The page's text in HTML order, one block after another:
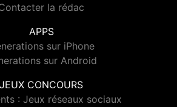
la rédac
APPS
sur iPhone
sur Android
JEUX CONCOURS
: Jeux réseaux sociaux